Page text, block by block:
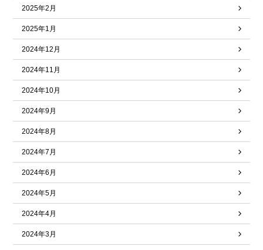
2025年2月
2025年1月
2024年12月
2024年11月
2024年10月
2024年9月
2024年8月
2024年7月
2024年6月
2024年5月
2024年4月
2024年3月